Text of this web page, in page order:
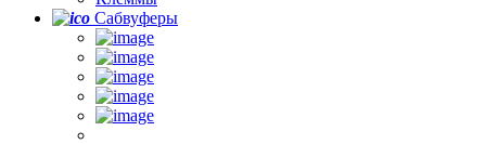
Сабвуферы